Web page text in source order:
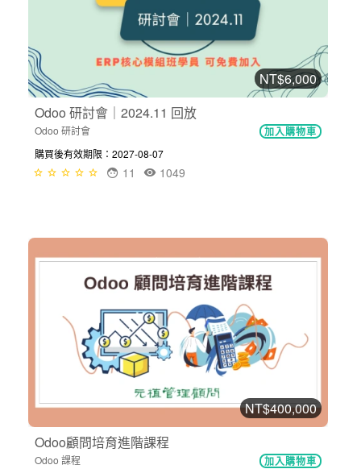
NT$6,000
Odoo 研討會｜2024.11 回放
Odoo 研討會 加入購物車
購買後有效期限：2027-08-07
1049
11
NT$400,000
Odoo顧問培育進階課程
Odoo 課程 加入購物車